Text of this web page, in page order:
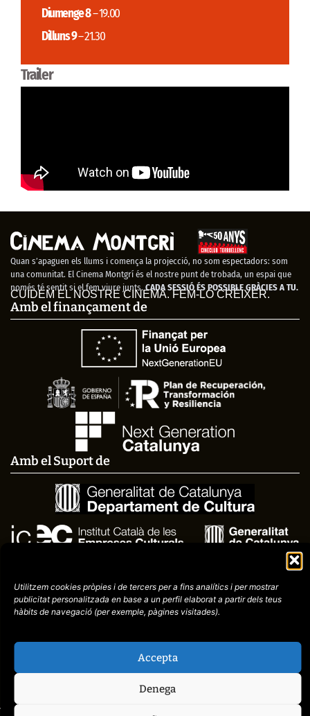
Utilitzem cookies pròpies i de tercers per a fins analítics i per mostrar
publicitatpersonalitzada en base a un perfil elaborat a partir dels teus
hàbits de navegació (perexemple, pàgines visitades).
Accepta
Denega
Diumenge 8– 19.00
Dilluns 9– 21.30
Trailer
Quan s’apaguen els llums i comença la projecció, no som espectadors: som
una comunitat. El Cinema Montgrí és el nostre punt de trobada, un espai que
només té sentit si el fem viure junts. CADA SESSIÓ ÉS POSSIBLE GRÀCIES A TU.
CUIDEM EL NOSTRE CINEMA. FEM-LO CRÉIXER.
Amb el finançament de
Amb el Suport de